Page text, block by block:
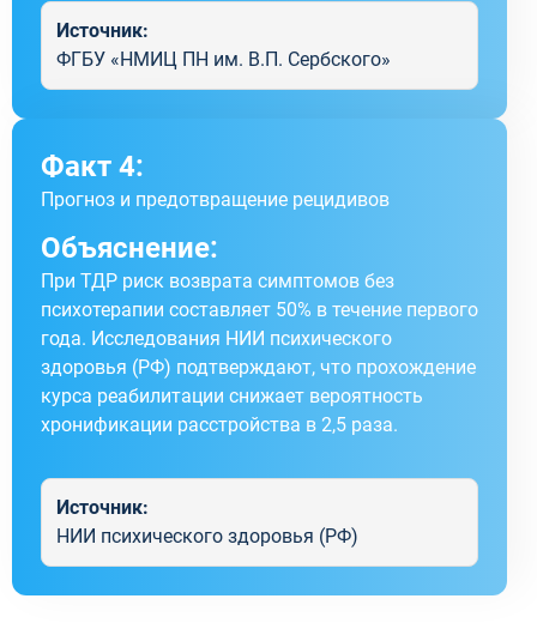
Источник:
ФГБУ «НМИЦ ПН им. В.П. Сербского»
Факт 4:
Прогноз и предотвращение рецидивов
Объяснение:
При ТДР риск возврата симптомов без
психотерапии составляет 50% в течение первого
года. Исследования НИИ психического
здоровья (РФ) подтверждают, что прохождение
курса реабилитации снижает вероятность
хронификации расстройства в 2,5 раза.
Источник:
НИИ психического здоровья (РФ)